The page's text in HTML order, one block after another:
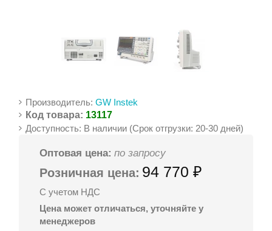
Производитель:GW Instek
Код товара: 13117
Доступность: В наличии (Срок отгрузки: 20-30 дней)
Оптовая цена: по запросу
Розничная цена: 94 770 ₽
С учетом НДС
Цена может отличаться, уточняйте у
менеджеров